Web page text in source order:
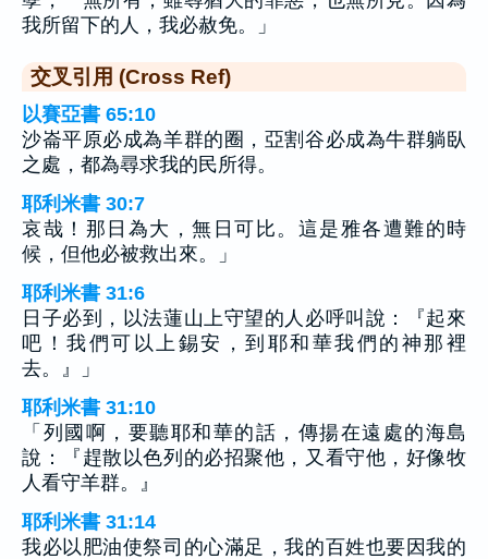
我所留下的人，我必赦免。」
交叉引用 (Cross Ref)
以賽亞書 65:10
沙崙平原必成為羊群的圈，亞割谷必成為牛群躺臥
之處，都為尋求我的民所得。
耶利米書 30:7
哀哉！那日為大，無日可比。這是雅各遭難的時
候，但他必被救出來。」
耶利米書 31:6
日子必到，以法蓮山上守望的人必呼叫說：『起來
吧！我們可以上錫安，到耶和華我們的神那裡
去。』」
耶利米書 31:10
「列國啊，要聽耶和華的話，傳揚在遠處的海島
說：『趕散以色列的必招聚他，又看守他，好像牧
人看守羊群。』
耶利米書 31:14
我必以肥油使祭司的心滿足，我的百姓也要因我的